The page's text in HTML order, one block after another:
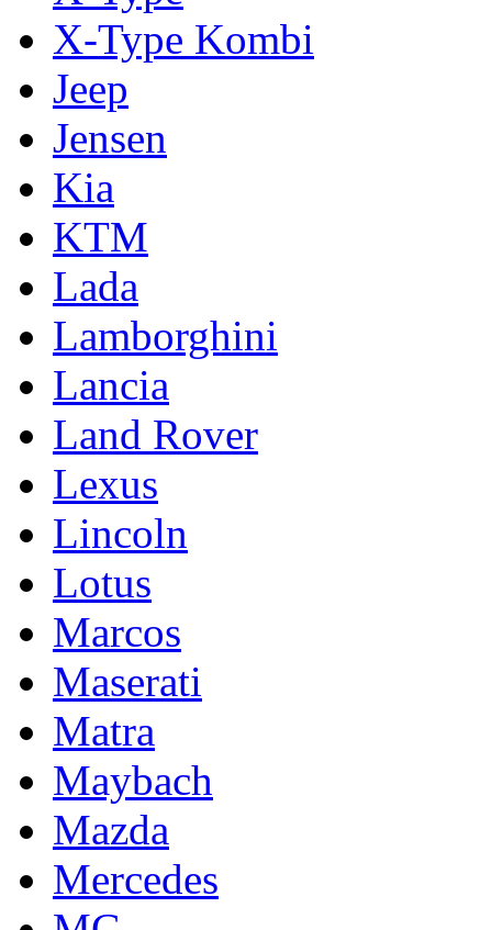
X-Type Kombi
Jeep
Jensen
Kia
KTM
Lada
Lamborghini
Lancia
Land Rover
Lexus
Lincoln
Lotus
Marcos
Maserati
Matra
Maybach
Mazda
Mercedes